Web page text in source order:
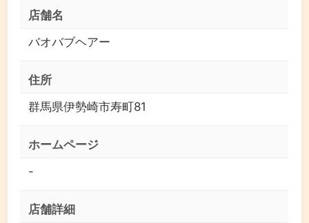
店舗名
バオバブヘアー
住所
群馬県伊勢崎市寿町81
ホームページ
-
店舗詳細